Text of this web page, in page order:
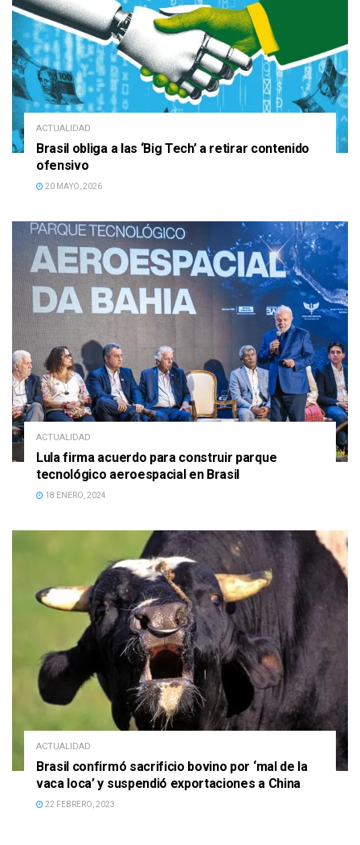
ACTUALIDAD
Brasil obliga a las ‘Big Tech’ a retirar contenido
ofensivo
20 MAYO, 2026
ACTUALIDAD
Lula firma acuerdo para construir parque
tecnológico aeroespacial en Brasil
18 ENERO, 2024
ACTUALIDAD
Brasil confirmó sacrificio bovino por ‘mal de la
vaca loca’ y suspendió exportaciones a China
22 FEBRERO, 2023